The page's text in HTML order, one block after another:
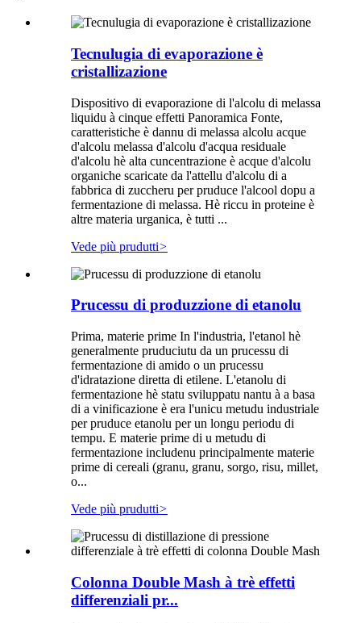
Tecnulugia di evaporazione è
cristallizazione
Dispositivo di evaporazione di l'alcolu di melassa
liquidu à cinque effetti Panoramica Fonte,
caratteristiche è dannu di melassa alcolu acque
d'alcolu melassa d'alcolu d'acqua residuale
d'alcolu hè alta cuncentrazione è acque d'alcolu
organiche scaricate da l'attellu d'alcolu di a
fabbrica di zuccheru per pruduce l'alcool dopu a
fermentazione di melassa. Hè riccu in proteine ​​​​è
altre materia urganica, è tutti ...
Vede più prudutti>
Prucessu di produzzione di etanolu
Prima, materie prime In l'industria, l'etanol hè
generalmente pruduciutu da un prucessu di
fermentazione di amido o un prucessu
d'idratazione diretta di etilene. L'etanolu di
fermentazione hè statu sviluppatu nantu à a basa
di a vinificazione è era l'unicu metudu industriale
per pruduce etanolu per un longu periodu di
tempu. E materie prime di u metudu di
fermentazione includenu principalmente materie
prime di cereali (granu, granu, sorgo, risu, millet,
o...
Vede più prudutti>
Colonna Double Mash à trè effetti
differenziali pr...